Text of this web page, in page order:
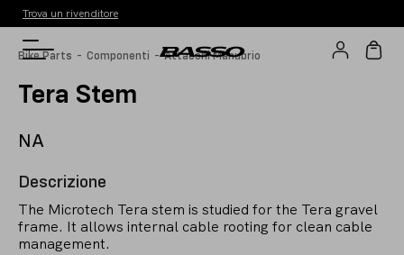
Trova un rivenditore
Bike Parts - Componenti - Attacchi Manubrio
Tera Stem
NA
Descrizione
The Microtech Tera stem is studied for the Tera gravel
frame. It allows internal cable rooting for clean cable
management.